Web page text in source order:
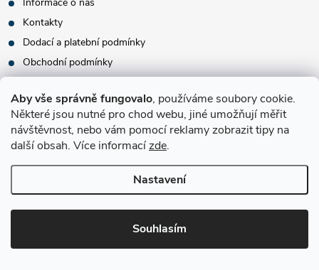
Aby vše správně fungovalo, používáme soubory cookie.
Některé jsou nutné pro chod webu, jiné umožňují měřit
návštěvnost, nebo vám pomocí reklamy zobrazit tipy na
další obsah. Více informacízde.
Nastavení
Souhlasím
Kontakty
Dodací a platební podmínky
Obchodní podmínky
Vrácení zboží a reklamace
Podmínky ochrany osobních údajů
Jak nakupovat
Zasaďte si svůj strom